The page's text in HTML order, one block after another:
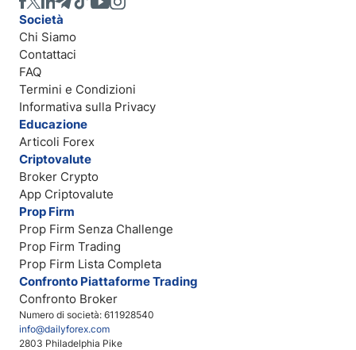
Numero di società: 611928540
info@dailyforex.com
2803 Philadelphia Pike
Società
Chi Siamo
Contattaci
FAQ
Termini e Condizioni
Informativa sulla Privacy
Educazione
Articoli Forex
Criptovalute
Broker Crypto
App Criptovalute
Prop Firm
Prop Firm Senza Challenge
Prop Firm Trading
Prop Firm Lista Completa
Confronto Piattaforme Trading
Confronto Broker